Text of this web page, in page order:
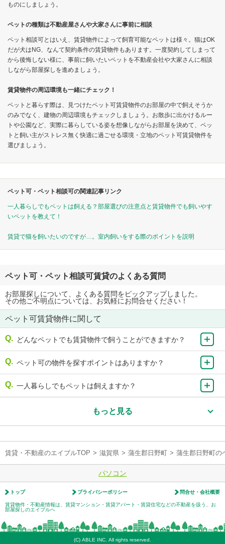
ものにしましょう。
ペットの種類は不動産屋さんや大家さんに事前に相談
ペット相談可とはいえ、賃貸物件によって飼育可能なペットは様々。猫はOK
だが犬はNG、なんて契約条件の賃貸物件もあります。一度契約してしまって
から後悔しない様に、事前に飼いたいペットを不動産会社や大家さんに相談
しながら部屋探しを進めましょう。
賃貸物件の周辺環境も一緒にチェック！
ペットと暮らす際は、見つけたペット可賃貸物件のお部屋の中で飼えそうか
のみでなく、建物の周辺環境もチェックしましょう。お散歩に出かけるルー
トや公園など、実際に暮らしている姿を想像しながらお部屋を決めて、ペッ
トと飼い主がストレス無く快適に過ごせる環境・立地のペット可賃貸物件を
選びましょう。
ペット可・ペット相談可の関連記事リンク
一人暮らしでもペットは飼える？部屋選びの注意点と賃貸物件でも飼いやす
いペットを教えて！
賃貸で猫を飼いたいのですが…。室内飼いをする際のポイントを説明
ペット可・ペット相談可賃貸のよくある質問
お部屋探しについて、よくある質問をピックアップしました。
その他ご不明点については、お気軽にお問合せください！
ペット可賃貸物件に関して
どんなペットでも賃貸物件で飼うことができますか？
ペット可の物件を探すポイントはありますか？
一人暮らしでもペットは飼えますか？
もっと見る
賃貸・不動産のエイブルTOP > 滋賀県 > 蒲生郡日野町 > 蒲生郡日野町の
パソコン
トップ プライバシーポリシー 問合せ・会社概要
賃貸物件・不動産情報は、賃貸マンション・賃貸アパート・賃貸住宅などの不動産を扱う、お
部屋探しのエイブルへ
(C) ABLE INC. All rights reserved.